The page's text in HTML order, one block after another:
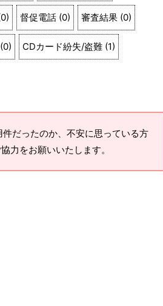
0) 督促電話 (0) 審査結果 (0)
(0) CDカード紛失/盗難 (1)
だったのか、不安に思っている方
力をお願いいたします。